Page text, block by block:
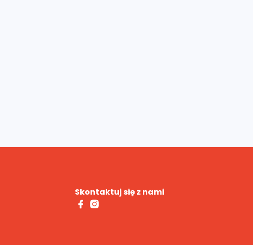
Skontaktuj się z nami